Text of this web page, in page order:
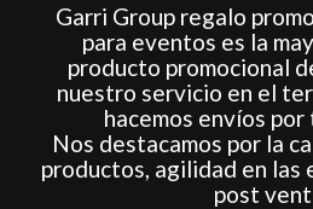
Garri Group regalo
para eventos es la
producto promocional
nuestro servicio en el
hacemos envíos por
Nos destacamos por la
productos, agilidad en las
post